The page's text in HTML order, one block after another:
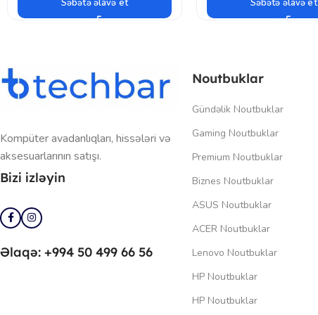
Səbətə əlavə et Səbətə əlavə et
Kompüter avadanlıqları, hissələri və
aksesuarlarının satışı.
Bizi izləyin
Əlaqə: +994 50 499 66 56
Noutbuklar
Gündəlik Noutbuklar
Gaming Noutbuklar
Premium Noutbuklar
Biznes Noutbuklar
ASUS Noutbuklar
ACER Noutbuklar
Lenovo Noutbuklar
HP Noutbuklar
HP Noutbuklar